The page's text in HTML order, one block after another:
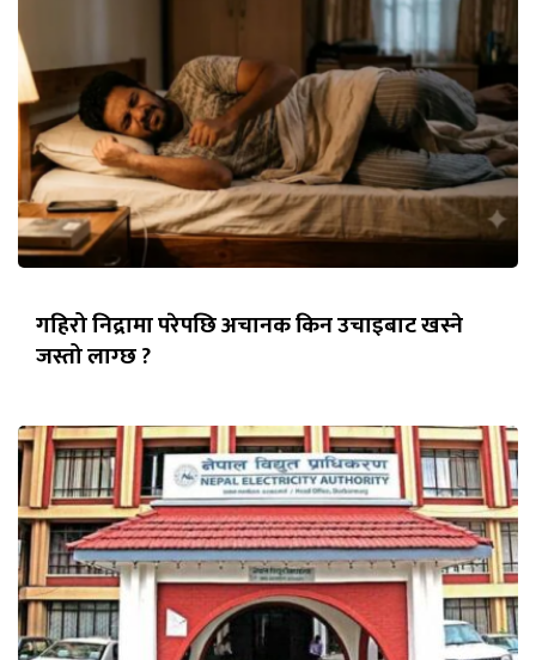
गहिरो निद्रामा परेपछि अचानक किन उचाइबाट खस्ने
जस्तो लाग्छ ?